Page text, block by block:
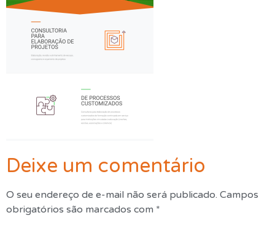
Quem somos
O que Fazemos
Cursos
Deixe um comentário
O seu endereço de e-mail não será publicado. Campos
obrigatórios são marcados com *